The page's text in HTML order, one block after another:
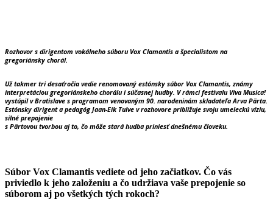
Rozhovor s dirigentom vokálneho súboru Vox Clamantis a špecialistom na
gregoriánsky chorál.
Už takmer tri desaťročia vedie renomovaný estónsky súbor Vox Clamantis, známy
interpretáciou gregoriánskeho chorálu i súčasnej hudby. V rámci festivalu Viva Musica!
vystúpil v Bratislave s programom venovaným 90. narodeninám skladateľa Arva Pärta.
Estónsky dirigent a pedagóg Jaan-Eik Tulve v rozhovore približuje svoju umeleckú víziu,
silné prepojenie
s Pärtovou tvorbou aj to, čo môže stará hudba priniesť dnešnému človeku.
Súbor Vox Clamantis vediete od jeho začiatkov. Čo vás
priviedlo k jeho založeniu a čo udržiava vaše prepojenie so
súborom aj po všetkých tých rokoch?